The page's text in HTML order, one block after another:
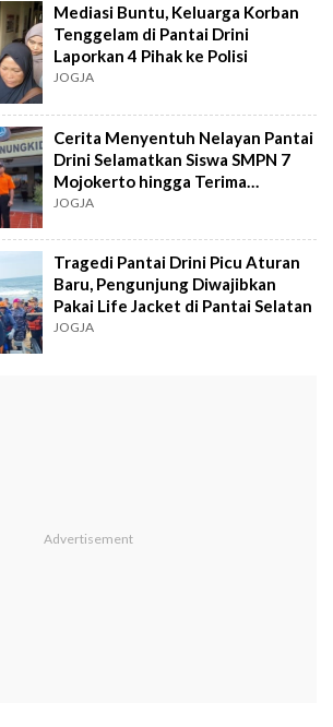
Mediasi Buntu, Keluarga Korban
Tenggelam di Pantai Drini
Laporkan 4 Pihak ke Polisi
JOGJA
Cerita Menyentuh Nelayan Pantai
Drini Selamatkan Siswa SMPN 7
Mojokerto hingga Terima
Penghargaan
JOGJA
Tragedi Pantai Drini Picu Aturan
Baru, Pengunjung Diwajibkan
Pakai Life Jacket di Pantai Selatan
JOGJA